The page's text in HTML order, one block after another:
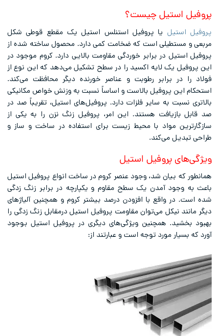
پروفیل استیل چیست؟
پروفیل استیل یا پروفیل استنلس استیل یک مقطع قوطی شکل
مربعی و مستطیلی است که ضخامت کمی دارد. محصول ساخته شده از
پروفیل استیل در برابر خوردگی مقاومت بالایی دارد. کروم موجود در
این پروفیل یک لایه اکسید را در سطح تشکیل می‌دهد که این نوع از
فولاد را در برابر رطوبت و عناصر خورنده دیگر محافظت می‌کند.
استحکام این پروفیل بالاست و اساساً نسبت به وزنش خواص مکانیکی
بالاتری نسبت به سایر فلزات دارد. پروفیل‌های استیل، تقریباً صد در
صد قابل بازیافت هستند. این امر، پروفیل زنگ نزن را به یکی از
سازگارترین مواد با محیط زیست برای استفاده در ساخت و ساز و
طراحی تبدیل می‌کند.
ویژگی‌های پروفیل استیل
همانطور که بیان شد، وجود عنصر کروم در ساخت انواع پروفیل استیل
باعث به وجود آمدن یک سطح مقاوم و یکپارچه در برابر زنگ زدگی
شده است. در واقع با افزودن درصد بیشتر کروم و همچنین آلیاژهای
دیگر مانند نیکل می‌توان مقاومت پروفیل استیل درمقابل زنگ زدگی را
بهبود بخشید. همچنین ویژگی‌های دیگری در پروفیل استیل بوجود
آورد که بسیار مورد توجه است و عبارتند از: